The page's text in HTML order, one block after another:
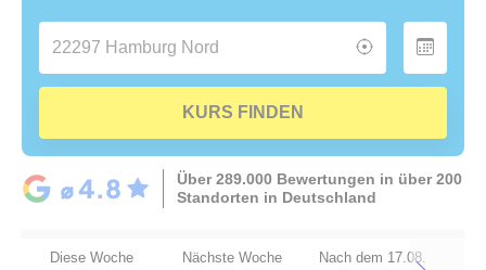
KURS FINDEN
Über 289.000 Bewertungen in über 200
Standorten in Deutschland
Diese Woche Nächste Woche Nach dem 17.08.